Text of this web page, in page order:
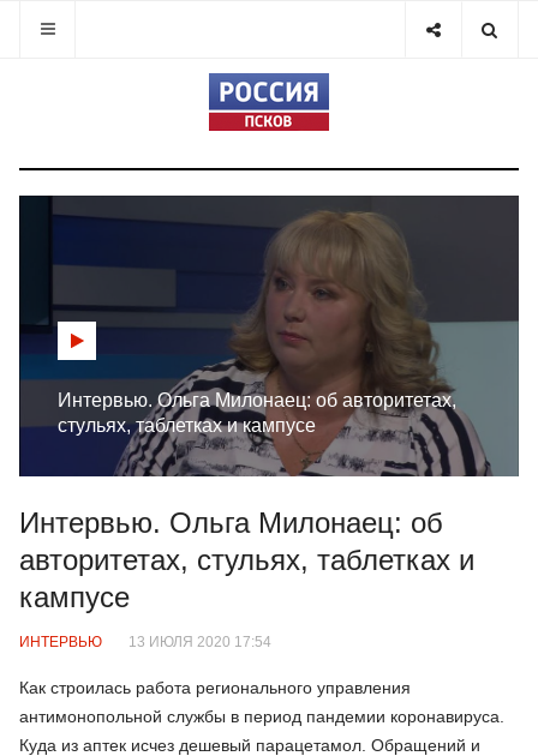
Интервью. Ольга Милонаец: об авторитетах,
стульях, таблетках и кампусе
Интервью. Ольга Милонаец: об
авторитетах, стульях, таблетках и
кампусе
ИНТЕРВЬЮ 13 ИЮЛЯ 2020 17:54
Как строилась работа регионального управления
антимонопольной службы в период пандемии коронавируса.
Куда из аптек исчез дешевый парацетамол. Обращений и